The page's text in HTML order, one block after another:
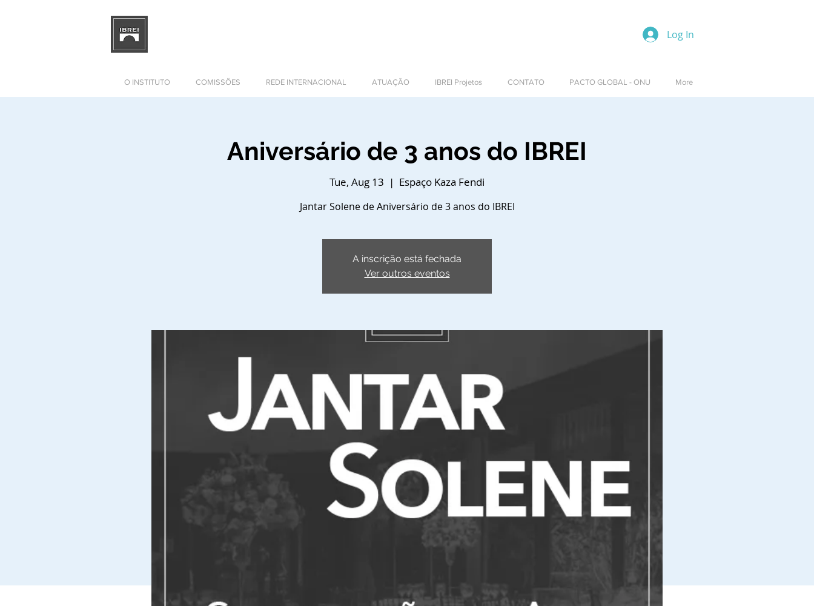
Log In
O INSTITUTO COMISSÕES REDE INTERNACIONAL ATUAÇÃO IBREI Projetos CONTATO PACTO GLOBAL - ONU More
Aniversário de 3 anos do IBREI
Tue, Aug 13
  |
Espaço Kaza Fendi
Jantar Solene de Aniversário de 3 anos do IBREI
A inscrição está fechada
Ver outros eventos